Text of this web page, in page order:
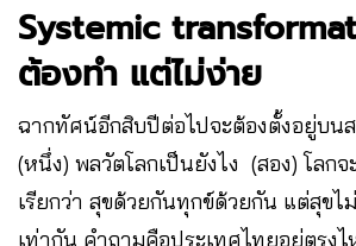
Systemic
ต้องทำ แต่ไม่ง่าย
ฉากทัศน์อีกสิบปีต่อไปจะต้องตั้งอยู่บน
(หนึ่ง) พลวัตโลกเป็นยังไง (สอง) โลกจ
เรียกว่า สุขด้วยกันทุกข์ด้วยกัน แต่สุขไ
เท่ากัน คำถามคือประเทศไทยอยู่ตรงไ